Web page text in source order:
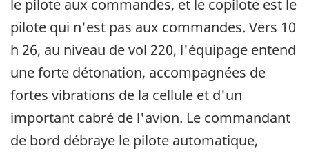
le pilote aux commandes, et le copilote est le
pilote qui n'est pas aux commandes. Vers 10
h 26, au niveau de vol 220, l'équipage entend
une forte détonation, accompagnées de
fortes vibrations de la cellule et d'un
important cabré de l'avion. Le commandant
de bord débraye le pilote automatique,